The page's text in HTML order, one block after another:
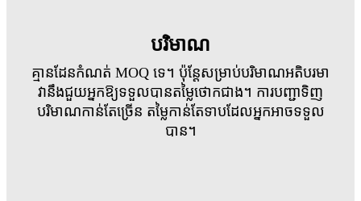
បរិមាណ
គ្មានដែនកំណត់ MOQ ទេ។ ប៉ុន្តែសម្រាប់បរិមាណអតិបរមា
វានឹងជួយអ្នកឱ្យទទួលបានតម្លៃថោកជាង។ ការបញ្ជាទិញ
បរិមាណកាន់តែច្រើន តម្លៃកាន់តែទាបដែលអ្នកអាចទទួល
បាន។